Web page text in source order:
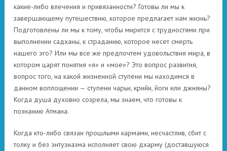
какие-либо влечения и привязанности? Готовы ли мы к
завершающему путешествию, которое предлагает нам жизнь?
Подготовлены ли мы к тому, чтобы мирится с трудностями при
выполнении садханы, к страданию, которое несет смерть
нашего эго? Или мы все же предпочтем удовольствия мира, в
котором царят понятия «я» и «мое»? Это вопрос развития,
вопрос того, на какой жизненной ступени мы находимся в
данном воплощении — ступени чарьи, крийи, йоги или джняны?
Когда душа духовно созрела, мы знаем, что готовы к
познанию Атмана.
Когда кто-либо связан прошлыми кармами, несчастлив, сбит с
толку и без энтузиазма исполняет свою дхарму (доставшуюся